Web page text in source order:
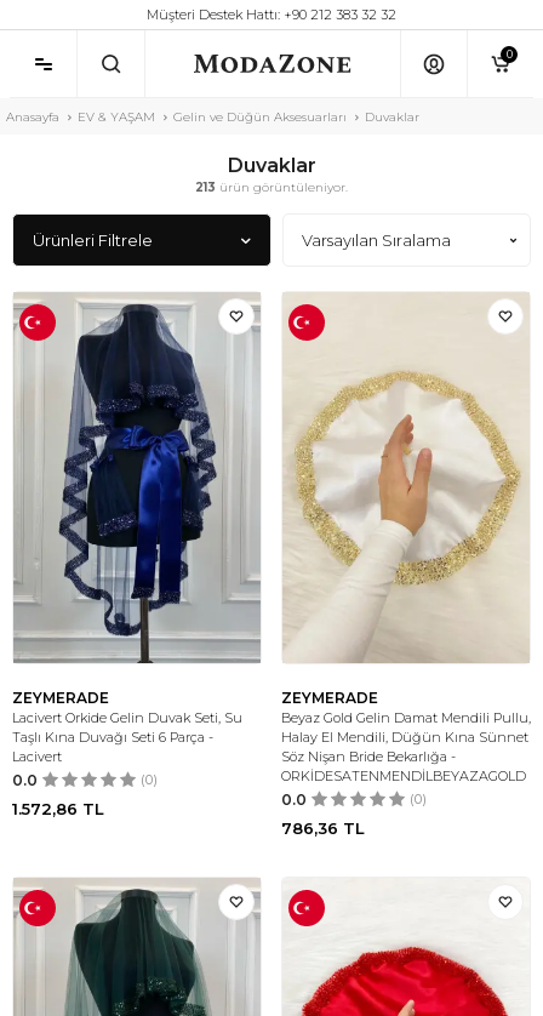
Müşteri Destek Hattı: +90 212 383 32 32
0
Anasayfa EV & YAŞAM Gelin ve Düğün Aksesuarları Duvaklar
Duvaklar
213 ürün görüntüleniyor.
Ürünleri Filtrele
ZEYMERADE
Lacivert Orkide Gelin Duvak Seti, Su
Taşlı Kına Duvağı Seti 6 Parça -
Lacivert
0.0 (0)
1.572,86 TL
ZEYMERADE
Beyaz Gold Gelin Damat Mendili Pullu,
Halay El Mendili, Düğün Kına Sünnet
Söz Nişan Bride Bekarlığa -
ORKİDESATENMENDİLBEYAZAGOLD
0.0 (0)
786,36 TL